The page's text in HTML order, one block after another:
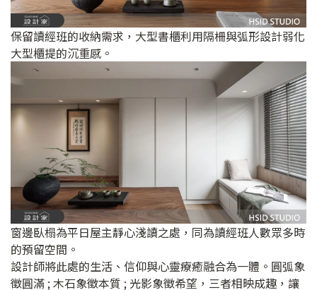
保留讀經班的收納需求，大型書櫃利用隔柵與弧形設計弱化
大型櫃提的沉重感。
窗邊臥榻為平日屋主靜心淺讀之處，同為讀經班人數眾多時
的預留空間。
設計師將此處的生活、信仰與心靈療癒融合為一體。圓弧象
徵圓滿 ; 木石象徵本質 ; 光影象徵希望，三者相映成趣，讓